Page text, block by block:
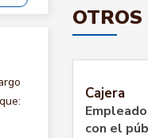
Cajera
con el